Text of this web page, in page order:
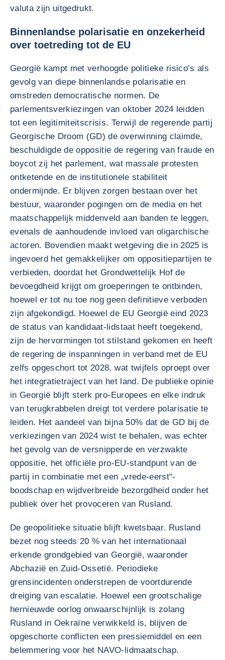
valuta zijn uitgedrukt.
Binnenlandse polarisatie en onzekerheid
over toetreding tot de EU
Georgië kampt met verhoogde politieke risico’s als
gevolg van diepe binnenlandse polarisatie en
omstreden democratische normen. De
parlementsverkiezingen van oktober 2024 leidden
tot een legitimiteitscrisis. Terwijl de regerende partij
Georgische Droom (GD) de overwinning claimde,
beschuldigde de oppositie de regering van fraude en
boycot zij het parlement, wat massale protesten
ontketende en de institutionele stabiliteit
ondermijnde. Er blijven zorgen bestaan over het
bestuur, waaronder pogingen om de media en het
maatschappelijk middenveld aan banden te leggen,
evenals de aanhoudende invloed van oligarchische
actoren. Bovendien maakt wetgeving die in 2025 is
ingevoerd het gemakkelijker om oppositiepartijen te
verbieden, doordat het Grondwettelijk Hof de
bevoegdheid krijgt om groeperingen te ontbinden,
hoewel er tot nu toe nog geen definitieve verboden
zijn afgekondigd. Hoewel de EU Georgië eind 2023
de status van kandidaat-lidstaat heeft toegekend,
zijn de hervormingen tot stilstand gekomen en heeft
de regering de inspanningen in verband met de EU
zelfs opgeschort tot 2028, wat twijfels oproept over
het integratietraject van het land. De publieke opinie
in Georgië blijft sterk pro-Europees en elke indruk
van terugkrabbelen dreigt tot verdere polarisatie te
leiden. Het aandeel van bijna 50% dat de GD bij de
verkiezingen van 2024 wist te behalen, was echter
het gevolg van de versnipperde en verzwakte
oppositie, het officiële pro-EU-standpunt van de
partij in combinatie met een „vrede-eerst“-
boodschap en wijdverbreide bezorgdheid onder het
publiek over het provoceren van Rusland.
De geopolitieke situatie blijft kwetsbaar. Rusland
bezet nog steeds 20 % van het internationaal
erkende grondgebied van Georgië, waaronder
Abchazië en Zuid-Ossetië. Periodieke
grensincidenten onderstrepen de voortdurende
dreiging van escalatie. Hoewel een grootschalige
hernieuwde oorlog onwaarschijnlijk is zolang
Rusland in Oekraïne verwikkeld is, blijven de
opgeschorte conflicten een pressiemiddel en een
belemmering voor het NAVO-lidmaatschap.